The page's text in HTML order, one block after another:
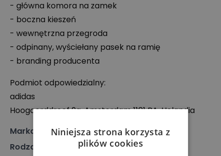
- główna komora na zamek
- boczna kieszeń
- wewnętrzna przegroda
- odpinany, wyściełany pasek na ramię
- branding producenta
Podmiot odpowiedzialny:
adidas
Hoogoorddreef 9a, Amsterdam 1101 BA, Holandia
Marka
Adidas
Rodzaj
Akcesoria, Torba
Niniejsza strona korzysta z
plików cookies